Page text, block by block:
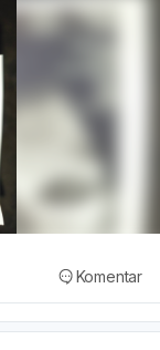
Komentar